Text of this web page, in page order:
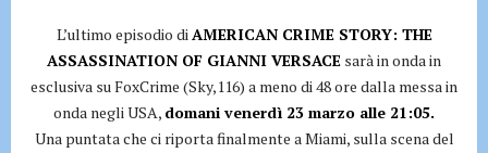
L’ultimo episodio diAMERICAN CRIME STORY: THE
ASSASSINATION OF GIANNI VERSACE sarà in onda in
esclusiva su FoxCrime (Sky,116) a meno di 48 ore dalla messa in
onda negli USA, domani venerdì 23 marzo alle 21:05.
Una puntata che ci riporta finalmente a Miami, sulla scena del